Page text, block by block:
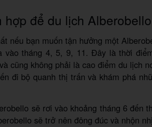
để du lịch Alberobello
nếu bạn muốn tận hưởng một
vào tháng 4, 5, 9, 11. Đây là thời
cũng không phải là cao điểm du lịch
đi bộ quanh thị trấn và khám phá
sẽ rơi vào khoảng tháng 6 đến
sẽ trở nên đông đúc và nhộn